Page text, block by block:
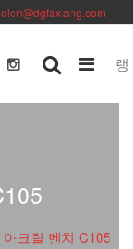
랭
아크릴 벤치 C105